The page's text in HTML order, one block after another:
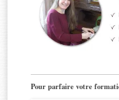
Pour parfaire votre